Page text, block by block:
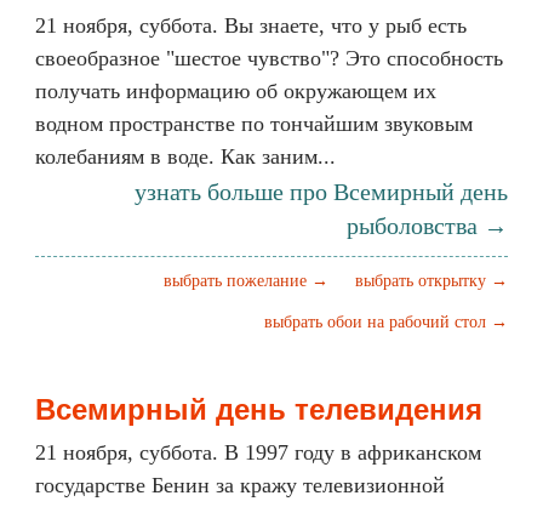
21 ноября, суббота. Вы знаете, что у рыб есть
своеобразное "шестое чувство"? Это способность
получать информацию об окружающем их
водном пространстве по тончайшим звуковым
колебаниям в воде. Как заним...
узнать больше про Всемирный день
рыболовства →
выбрать открытку →
выбрать пожелание →
выбрать обои на рабочий стол →
Всемирный день телевидения
21 ноября, суббота. В 1997 году в африканском
государстве Бенин за кражу телевизионной